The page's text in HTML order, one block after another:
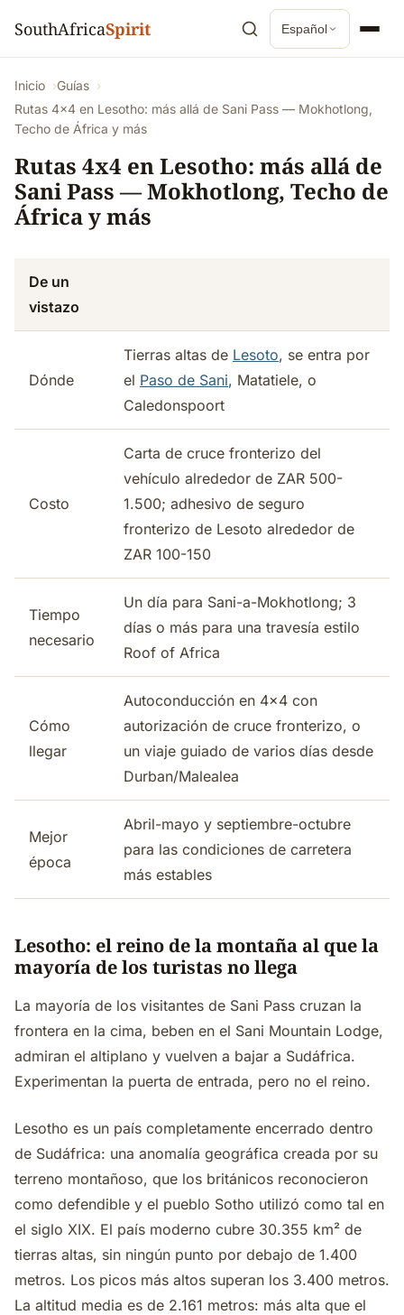
SouthAfricaSpirit Español
Inicio
Guías
Rutas 4x4 en Lesotho: más allá de Sani Pass — Mokhotlong,
Techo de África y más
Rutas 4x4 en Lesotho: más allá de
Sani Pass — Mokhotlong, Techo de
África y más
De un
vistazo
Dónde
Tierras altas de Lesoto, se entra por
el Paso de Sani, Matatiele, o
Caledonspoort
Costo
Carta de cruce fronterizo del
vehículo alrededor de ZAR 500-
1.500; adhesivo de seguro
fronterizo de Lesoto alrededor de
ZAR 100-150
Tiempo
necesario
Un día para Sani-a-Mokhotlong; 3
días o más para una travesía estilo
Roof of Africa
Cómo
llegar
Autoconducción en 4x4 con
autorización de cruce fronterizo, o
un viaje guiado de varios días desde
Durban/Malealea
Mejor
época
Abril-mayo y septiembre-octubre
para las condiciones de carretera
más estables
Lesotho: el reino de la montaña al que la
mayoría de los turistas no llega
La mayoría de los visitantes de Sani Pass cruzan la
frontera en la cima, beben en el Sani Mountain Lodge,
admiran el altiplano y vuelven a bajar a Sudáfrica.
Experimentan la puerta de entrada, pero no el reino.
Lesotho es un país completamente encerrado dentro
de Sudáfrica: una anomalía geográfica creada por su
terreno montañoso, que los británicos reconocieron
como defendible y el pueblo Sotho utilizó como tal en
el siglo XIX. El país moderno cubre 30.355 km² de
tierras altas, sin ningún punto por debajo de 1.400
metros. Los picos más altos superan los 3.400 metros.
La altitud media es de 2.161 metros: más alta que el